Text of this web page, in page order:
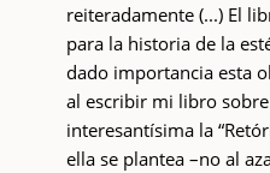
reiteradamente (...) El
para la historia de la
dado importancia esta
al escribir mi libro
interesantísima la
ella se plantea –no al